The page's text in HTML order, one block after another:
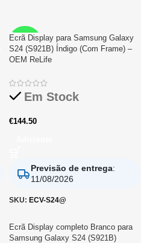
RELIFE
Ecrã Display para Samsung Galaxy
S24 (S921B) Índigo (Com Frame) –
OEM ReLife
Em Stock
€144.50
Previsão de entrega:
11/08/2026
SKU: ECV-S24@
Ecrã Display completo Branco para
Samsung Galaxy S24 (S921B)